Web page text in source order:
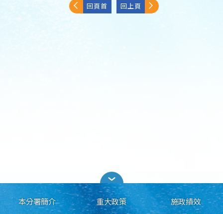
回頁首 回上頁
本分署簡介 重大政策 施政績效